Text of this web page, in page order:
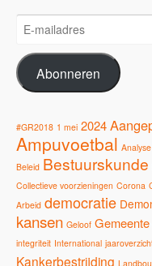
E-
mailadres
Abonneren
#GR2018 1 mei 2024
Ampuvoetbal Analyse
Beleid Bestuurskunde
Collectieve voorzieningen Corona
Arbeid democratie
kansen Geloof Gemeente
integriteit International
Kankerbestrijding